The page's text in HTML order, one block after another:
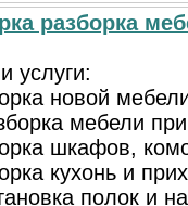
разборка
услуги:
новой
мебели
шкафов,
кухонь и
полок и